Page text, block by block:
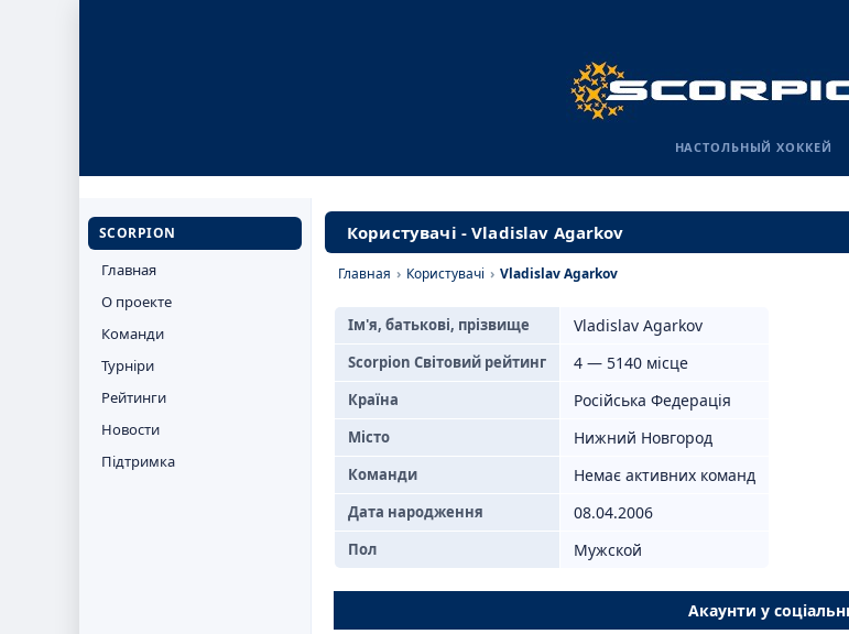
НАСТОЛЬНЫЙ ХОККЕЙ
SCORPION
Главная
О проекте
Команди
Турніри
Рейтинги
Новости
Підтримка
Користувачі - Vladislav Agarkov
Главная › Користувачі › Vladislav Agarkov
Ім'я, батькові, прізвище Vladislav Agarkov
Scorpion Світовий рейтинг 4 — 5140 місце
Країна Російська Федерація
Місто Нижний Новгород
Команди Немає активних команд
Дата народження 08.04.2006
Пол Мужской
Акаунти у